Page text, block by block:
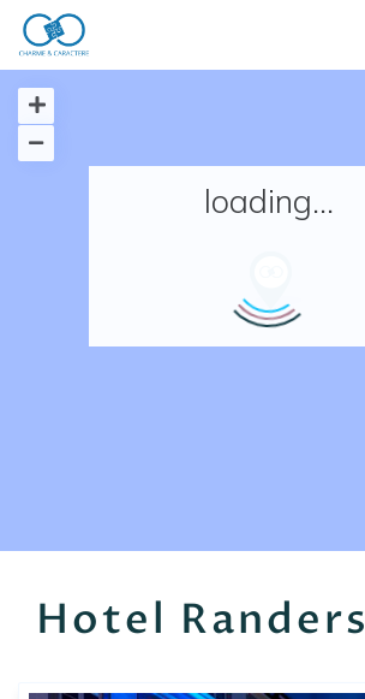
Accueil
loading...
Hotel Randers